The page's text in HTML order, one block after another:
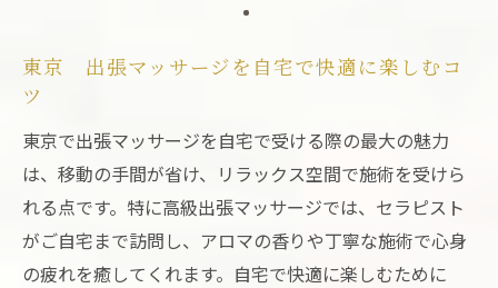
東京 出張マッサージを自宅で快適に楽しむコ
ツ
東京で出張マッサージを自宅で受ける際の最大の魅力
は、移動の手間が省け、リラックス空間で施術を受けら
れる点です。特に高級出張マッサージでは、セラピスト
がご自宅まで訪問し、アロマの香りや丁寧な施術で心身
の疲れを癒してくれます。自宅で快適に楽しむために